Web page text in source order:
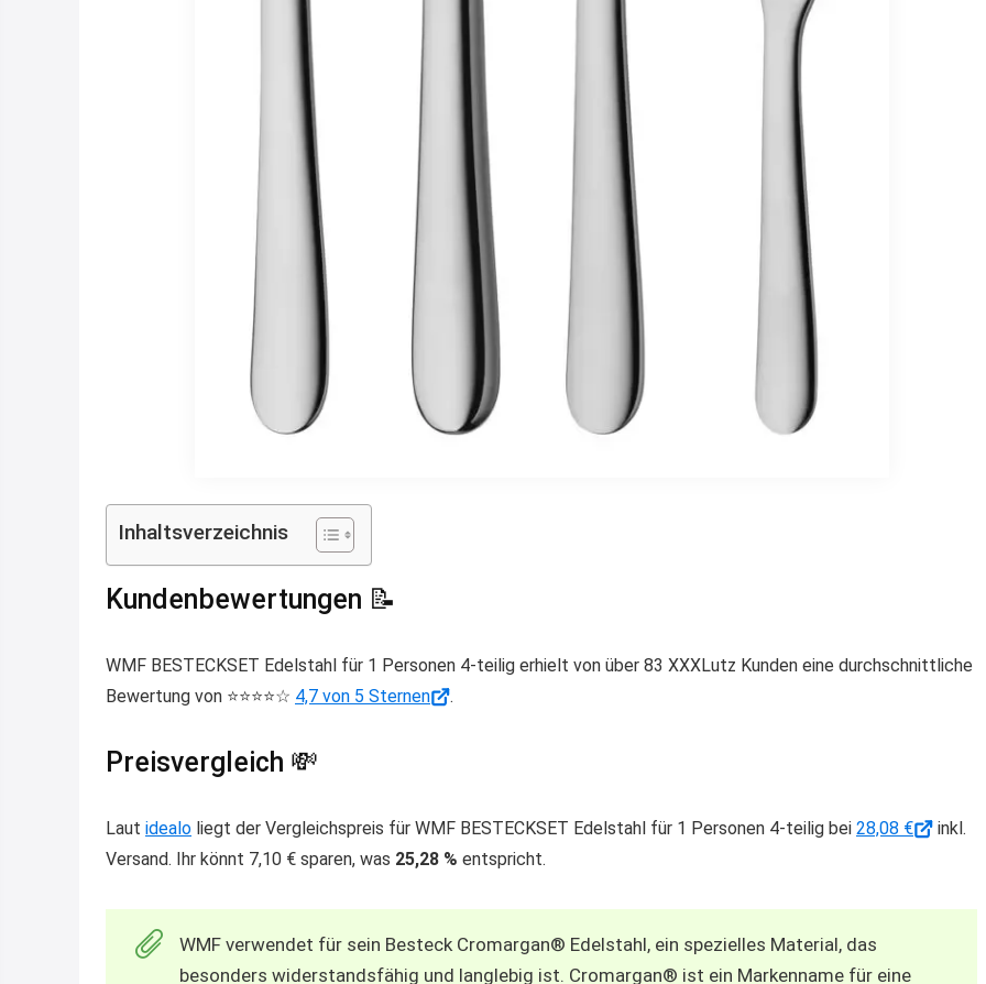
Inhaltsverzeichnis
Kundenbewertungen 📝
WMF BESTECKSET Edelstahl für 1 Personen 4-teilig erhielt von über 83 XXXLutz Kunden eine durchschnittliche
Bewertung von ⭐️⭐️⭐️⭐️☆ 4,7 von 5 Sternen .
Preisvergleich 💸
Laut idealo liegt der Vergleichspreis für WMF BESTECKSET Edelstahl für 1 Personen 4-teilig bei 28,08 €
inkl.
Versand. Ihr könnt 7,10 € sparen, was 25,28 % entspricht.
WMF verwendet für sein Besteck Cromargan® Edelstahl, ein spezielles Material, das
besonders widerstandsfähig und langlebig ist. Cromargan® ist ein Markenname für eine